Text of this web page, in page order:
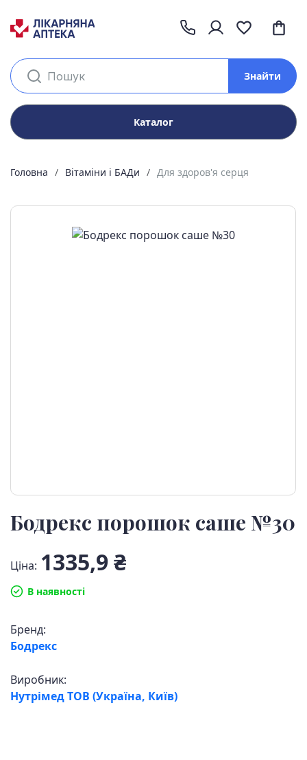
Каталог
Знайти
Головна Вітаміни і БАДи Для здоров'я серця
Бодрекс порошок саше №30
Ціна: 1335,9 ₴
В наявності
Бренд:
Бодрекс
Виробник:
Нутрімед ТОВ (Україна, Київ)